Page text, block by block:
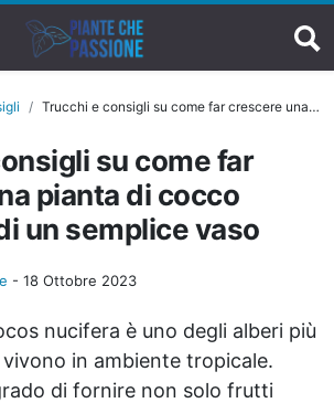
Trucchi e consigli su come far crescere una pianta di cocco all’interno di un semplice vaso
su come far
pianta di cocco
un semplice vaso
- 18 Ottobre 2023
nucifera è uno degli alberi più
in ambiente tropicale.
di fornire non solo frutti